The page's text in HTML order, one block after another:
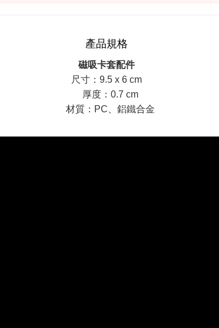
產品規格
磁吸卡套配件
尺寸：9.5 x 6 cm
厚度：0.7 cm
材質：PC、鋁鐵合金